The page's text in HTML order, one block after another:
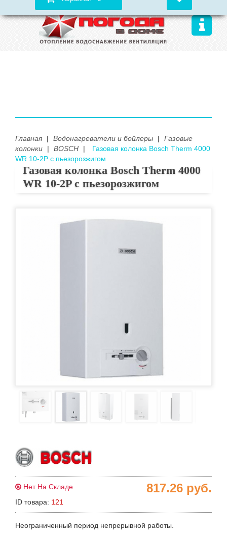
Главная | Водонагреватели и бойлеры |
Газовые
колонки
| BOSCH |
Газовая колонка Bosch Therm 4000
WR 10-2P с пьезорозжигом
Газовая колонка Bosch Therm 4000
WR 10-2P с пьезорозжигом
Нет На Складе
ID товара: 121
817.26 руб.
Неограниченный период непрерывной работы.